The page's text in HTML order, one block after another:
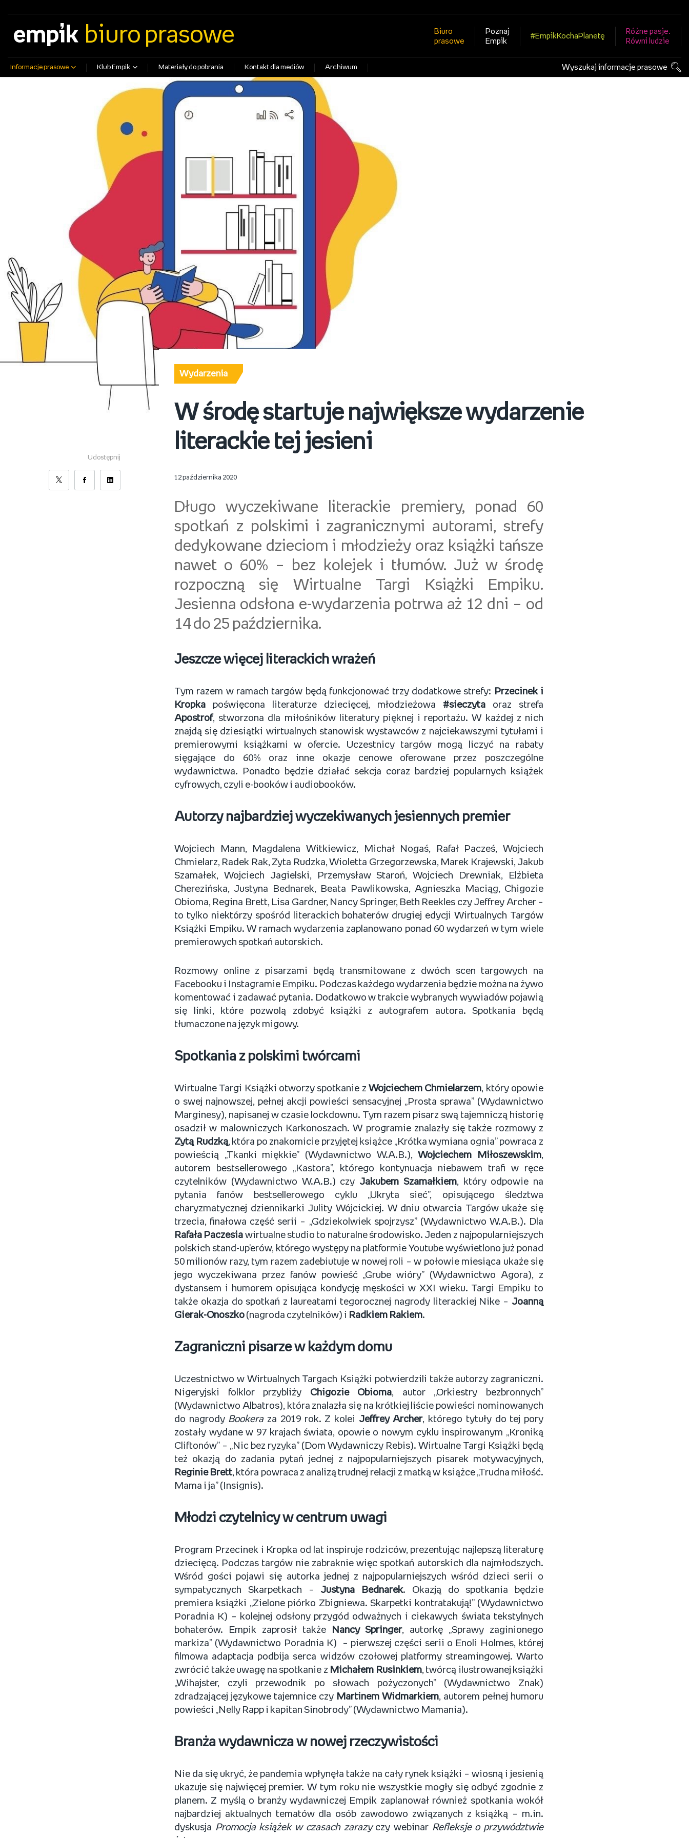
biuro prasowe
Biuro
prasowe
Poznaj
Empik
#EmpikKochaPlanetę
Różne pasje.
Równi ludzie
Informacje prasowe Klub Empik Materiały do pobrania Kontakt dla mediów Archiwum Wyszukaj informacje prasowe
Udostępnij
Wydarzenia
W środę startuje największe wydarzenie
literackie tej jesieni
12 października 2020
Długo wyczekiwane literackie premiery, ponad 60
spotkań z polskimi i zagranicznymi autorami, strefy
dedykowane dzieciom i młodzieży oraz książki tańsze
nawet o 60% – bez kolejek i tłumów. Już w środę
rozpoczną się Wirtualne Targi Książki Empiku.
Jesienna odsłona e-wydarzenia potrwa aż 12 dni – od
14 do 25 października.
Jeszcze więcej literackich wrażeń
Tym razem w ramach targów będą funkcjonować trzy dodatkowe strefy:
Przecinek i
Kropka poświęcona literaturze dziecięcej, młodzieżowa #sieczyta oraz strefa
Apostrof, stworzona dla miłośników literatury pięknej i reportażu. W każdej z nich
znajdą się dziesiątki wirtualnych stanowisk wystawców z najciekawszymi tytułami i
premierowymi książkami w ofercie. Uczestnicy targów mogą liczyć na rabaty
sięgające do 60% oraz inne okazje cenowe oferowane przez poszczególne
wydawnictwa. Ponadto będzie działać sekcja coraz bardziej popularnych książek
cyfrowych, czyli e-booków i audiobooków.
Autorzy najbardziej wyczekiwanych jesiennych premier
Wojciech Mann, Magdalena Witkiewicz, Michał Nogaś, Rafał Pacześ, Wojciech
Chmielarz, Radek Rak, Zyta Rudzka, Wioletta Grzegorzewska, Marek Krajewski, Jakub
Szamałek, Wojciech Jagielski, Przemysław Staroń, Wojciech Drewniak, Elżbieta
Cherezińska, Justyna Bednarek, Beata Pawlikowska, Agnieszka Maciąg, Chigozie
Obioma, Regina Brett, Lisa Gardner, Nancy Springer, Beth Reekles czy Jeffrey Archer –
to tylko niektórzy spośród literackich bohaterów drugiej edycji Wirtualnych Targów
Książki Empiku. W ramach wydarzenia zaplanowano ponad 60 wydarzeń w tym wiele
premierowych spotkań autorskich.
Rozmowy online z pisarzami będą transmitowane z dwóch scen targowych na
Facebooku i Instagramie Empiku. Podczas każdego wydarzenia będzie można na żywo
komentować i zadawać pytania. Dodatkowo w trakcie wybranych wywiadów pojawią
się linki, które pozwolą zdobyć książki z autografem autora. Spotkania będą
tłumaczone na język migowy.
Spotkania z polskimi twórcami
Wirtualne Targi Książki otworzy spotkanie z Wojciechem Chmielarzem, który opowie
o swej najnowszej, pełnej akcji powieści sensacyjnej „Prosta sprawa” (Wydawnictwo
Marginesy), napisanej w czasie lockdownu. Tym razem pisarz swą tajemniczą historię
osadził w malowniczych Karkonoszach. W programie znalazły się także rozmowy z
Zytą Rudzką, która po znakomicie przyjętej książce „Krótka wymiana ognia” powraca z
powieścią „Tkanki miękkie” (Wydawnictwo W.A.B.),Wojciechem Miłoszewskim,
autorem bestsellerowego „Kastora”, którego kontynuacja niebawem trafi w ręce
czytelników (Wydawnictwo W.A.B.) czy Jakubem Szamałkiem, który odpowie na
pytania fanów bestsellerowego cyklu „Ukryta sieć”, opisującego śledztwa
charyzmatycznej dziennikarki Julity Wójcickiej. W dniu otwarcia Targów ukaże się
trzecia, finałowa część serii – „Gdziekolwiek spojrzysz” (Wydawnictwo W.A.B.). Dla
Rafała Paczesia wirtualne studio to naturalne środowisko. Jeden z najpopularniejszych
polskich stand-up’erów, którego występy na platformie Youtube wyświetlono już ponad
50 milionów razy, tym razem zadebiutuje w nowej roli – w połowie miesiąca ukaże się
jego wyczekiwana przez fanów powieść „Grube wióry” (Wydawnictwo Agora), z
dystansem i humorem opisująca kondycję męskości w XXI wieku. Targi Empiku to
także okazja do spotkań z laureatami tegorocznej nagrody literackiej Nike – Joanną
Gierak-Onoszko (nagroda czytelników) i Radkiem Rakiem.
Zagraniczni pisarze w każdym domu
Uczestnictwo w Wirtualnych Targach Książki potwierdzili także autorzy zagraniczni.
Nigeryjski folklor przybliży Chigozie Obioma, autor „Orkiestry bezbronnych”
(Wydawnictwo Albatros), która znalazła się na krótkiej liście powieści nominowanych
do nagrody Bookeraza 2019 rok. Z kolei Jeffrey Archer, którego tytuły do tej pory
zostały wydane w 97 krajach świata, opowie o nowym cyklu inspirowanym „Kroniką
Cliftonów” – „Nic bez ryzyka” (Dom Wydawniczy Rebis). Wirtualne Targi Książki będą
też okazją do zadania pytań jednej z najpopularniejszych pisarek motywacyjnych,
Reginie Brett, która powraca z analizą trudnej relacji z matką w książce „Trudna miłość.
Mama i ja” (Insignis).
Młodzi czytelnicy w centrum uwagi
Program Przecinek i Kropka od lat inspiruje rodziców, prezentując najlepszą literaturę
dziecięcą. Podczas targów nie zabraknie więc spotkań autorskich dla najmłodszych.
Wśród gości pojawi się autorka jednej z najpopularniejszych wśród dzieci serii o
sympatycznych Skarpetkach – Justyna Bednarek. Okazją do spotkania będzie
premiera książki „Zielone piórko Zbigniewa. Skarpetki kontratakują!” (Wydawnictwo
Poradnia K) – kolejnej odsłony przygód odważnych i ciekawych świata tekstylnych
bohaterów. Empik zaprosił także
Nancy Springer, autorkę „Sprawy zaginionego
markiza” (Wydawnictwo Poradnia K) – pierwszej części serii o Enoli Holmes, której
filmowa adaptacja podbija serca widzów czołowej platformy streamingowej. Warto
zwrócić także uwagę na spotkanie z Michałem Rusinkiem, twórcą ilustrowanej książki
„Wihajster, czyli przewodnik po słowach pożyczonych” (Wydawnictwo Znak)
zdradzającej językowe tajemnice czy Martinem Widmarkiem, autorem pełnej humoru
powieści „Nelly Rapp i kapitan Sinobrody” (Wydawnictwo Mamania).
Branża wydawnicza w nowej rzeczywistości
Nie da się ukryć, że pandemia wpłynęła także na cały rynek książki – wiosną i jesienią
ukazuje się najwięcej premier. W tym roku nie wszystkie mogły się odbyć zgodnie z
planem. Z myślą o branży wydawniczej Empik zaplanował również spotkania wokół
najbardziej aktualnych tematów dla osób zawodowo związanych z książką – m.in.
dyskusja Promocja książek w czasach zarazyczy webinar Refleksje o przywództwie